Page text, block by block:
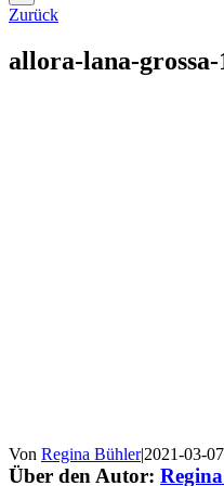
Zurück
allora-lana-grossa-
Von Regina Bühler|2021-03-
Über den Autor: